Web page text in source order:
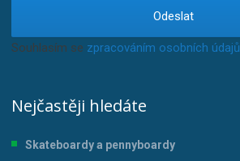
Odeslat
Souhlasím se zpracováním osobních údajů
Nejčastěji hledáte
Skateboardy a pennyboardy